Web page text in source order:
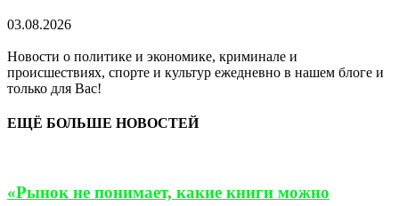
03.08.2026
Новости о политике и экономике, криминале и
происшествиях, спорте и культур ежедневно в нашем блоге и
только для Вас!
ЕЩЁ БОЛЬШЕ НОВОСТЕЙ
«Рынок не понимает, какие книги можно